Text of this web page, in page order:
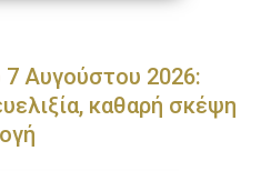
Αυγούστου 2026:
καθαρή σκέψη